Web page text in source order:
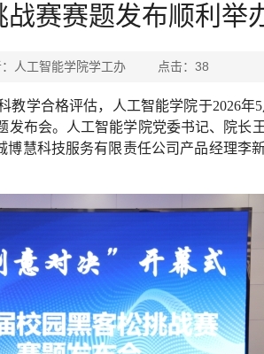
赛赛题发布顺利举
人工智能学院学工办 点击： 38
学合格评估，人工智能学院于2026年
发布会。人工智能学院党委书记、院长
慧科技服务有限责任公司产品经理李